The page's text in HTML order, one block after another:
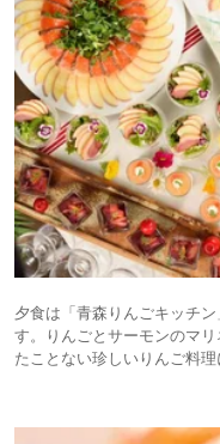
夕食は「青森りんごキッチ
す。りんごとサーモンのマ
たことない珍しいりんご料